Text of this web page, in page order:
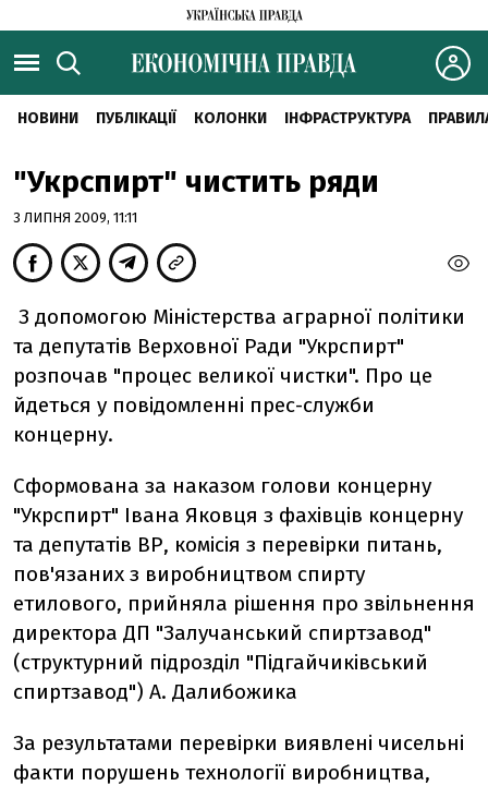
НОВИНИ ПУБЛІКАЦІЇ КОЛОНКИ ІНФРАСТРУКТУРА
"Укрспирт" чистить ряди
3 ЛИПНЯ 2009, 11:11
З допомогою Міністерства аграрної політики
та депутатів Верховної Ради "Укрспирт"
розпочав "процес великої чистки". Про це
йдеться у повідомленні прес-служби
концерну.
Сформована за наказом голови концерну
"Укрспирт" Івана Яковця з фахівців концерну
та депутатів ВР, комісія з перевірки питань,
пов'язаних з виробництвом спирту
етилового, прийняла рішення про звільнення
директора ДП "Залучанський спиртзавод"
(структурний підрозділ "Підгайчиківський
спиртзавод") А. Далибожика
За результатами перевірки виявлені чисельні
факти порушень технології виробництва,